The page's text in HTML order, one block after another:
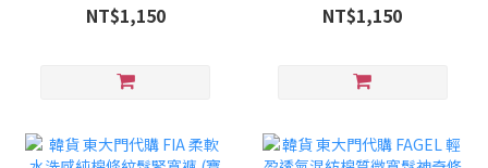
NT$1,150 NT$1,150